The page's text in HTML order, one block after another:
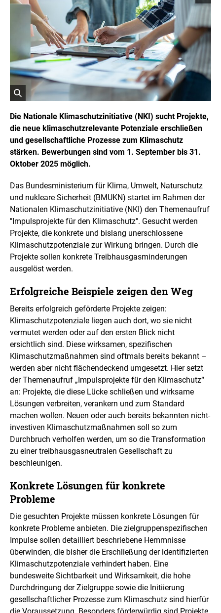
f
n
e
t
B
l
d
i
n
e
n
e
r
v
e
g
ö
ß
e
t
e
n
D
r
s
t
e
l
l
u
n
o
r
i
g
h
t
I
n
a
t
i
e
f
e
n
Die Nationale Klimaschutzinitiative (NKI) sucht Projekte,
die neue klimaschutzrelevante Potenziale erschließen
und gesellschaftliche Prozesse zum Klimaschutz
stärken. Bewerbungen sind vom 1. September bis 31.
Oktober 2025 möglich.
Das Bundesministerium für Klima, Umwelt, Naturschutz
und nukleare Sicherheit (BMUKN) startet im Rahmen der
Nationalen Klimaschutzinitiative (NKI) den Themenaufruf
"Impulsprojekte für den Klimaschutz". Gesucht werden
Projekte, die konkrete und bislang unerschlossene
Klimaschutzpotenziale zur Wirkung bringen. Durch die
Projekte sollen konkrete Treibhausgasminderungen
ausgelöst werden.
Erfolgreiche Beispiele zeigen den Weg
Bereits erfolgreich geförderte Projekte zeigen:
Klimaschutzpotenziale liegen auch dort, wo sie nicht
vermutet werden oder auf den ersten Blick nicht
ersichtlich sind. Diese wirksamen, spezifischen
Klimaschutzmaßnahmen sind oftmals bereits bekannt –
werden aber nicht flächendeckend umgesetzt. Hier setzt
der Themenaufruf „Impulsprojekte für den Klimaschutz“
an: Projekte, die diese Lücke schließen und wirksame
Lösungen verbreiten, verankern und zum Standard
machen wollen. Neuen oder auch bereits bekannten nicht-
investiven Klimaschutzmaßnahmen soll so zum
Durchbruch verholfen werden, um so die Transformation
zu einer treibhausgasneutralen Gesellschaft zu
beschleunigen.
Konkrete Lösungen für konkrete
Probleme
Die gesuchten Projekte müssen konkrete Lösungen für
konkrete Probleme anbieten. Die zielgruppenspezifischen
Impulse sollen detailliert beschriebene Hemmnisse
überwinden, die bisher die Erschließung der identifizierten
Klimaschutzpotenziale verhindert haben. Eine
bundesweite Sichtbarkeit und Wirksamkeit, die hohe
Durchdringung der Zielgruppe sowie die Initiierung
gesellschaftlicher Prozesse zum Klimaschutz sind hierfür